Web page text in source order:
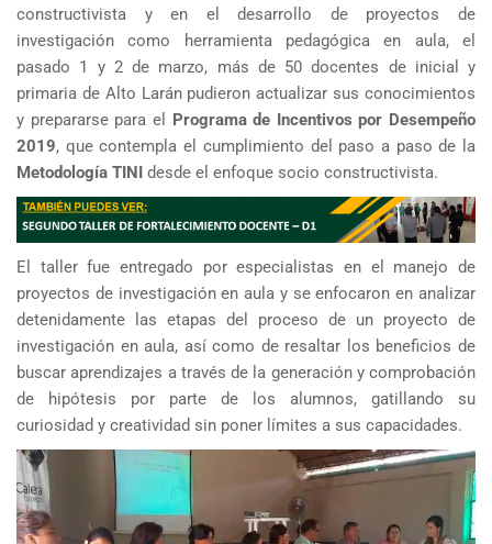
constructivista y en el desarrollo de proyectos de
investigación como herramienta pedagógica en aula, el
pasado 1 y 2 de marzo, más de 50 docentes de inicial y
primaria de Alto Larán pudieron actualizar sus conocimientos
y prepararse para el Programa de Incentivos por Desempeño
2019, que contempla el cumplimiento del paso a paso de la
Metodología TINI desde el enfoque socio constructivista.
El taller fue entregado por especialistas en el manejo de
proyectos de investigación en aula y se enfocaron en analizar
detenidamente las etapas del proceso de un proyecto de
investigación en aula, así como de resaltar los beneficios de
buscar aprendizajes a través de la generación y comprobación
de hipótesis por parte de los alumnos, gatillando su
curiosidad y creatividad sin poner límites a sus capacidades.